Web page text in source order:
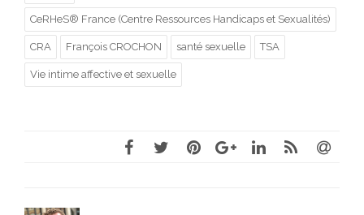
CeRHeS® France (Centre Ressources Handicaps et Sexualités)
CRA François CROCHON santé sexuelle TSA
Vie intime affective et sexuelle